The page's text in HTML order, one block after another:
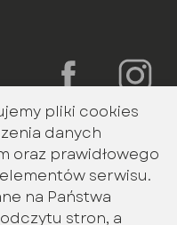
pliki cookies
danych
oraz prawidłowego
serwisu.
na Państwa
stron, a